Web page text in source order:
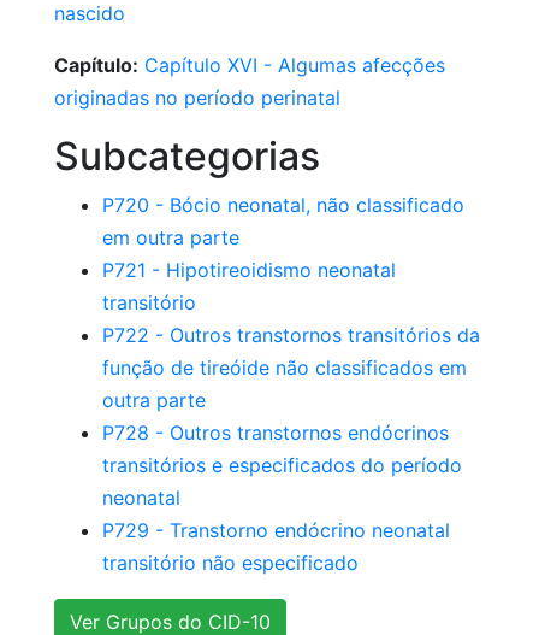
nascido
Capítulo: Capítulo XVI - Algumas afecções
originadas no período perinatal
Subcategorias
P720 - Bócio neonatal, não classificado
em outra parte
P721 - Hipotireoidismo neonatal
transitório
P722 - Outros transtornos transitórios da
função de tireóide não classificados em
outra parte
P728 - Outros transtornos endócrinos
transitórios e especificados do período
neonatal
P729 - Transtorno endócrino neonatal
transitório não especificado
Ver Grupos do CID-10